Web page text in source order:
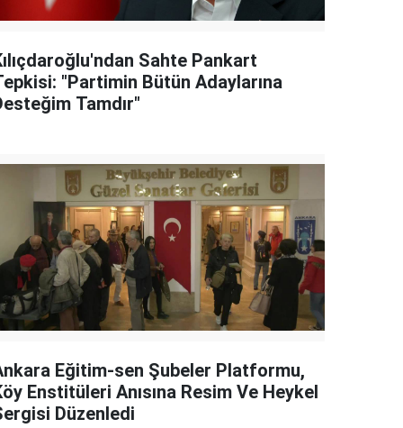
Sahte Pankart
"Partimin Bütün Adaylarına
Tamdır"
Eğitim-sen Şubeler Platformu,
Enstitüleri Anısına Resim Ve Heykel
Düzenledi